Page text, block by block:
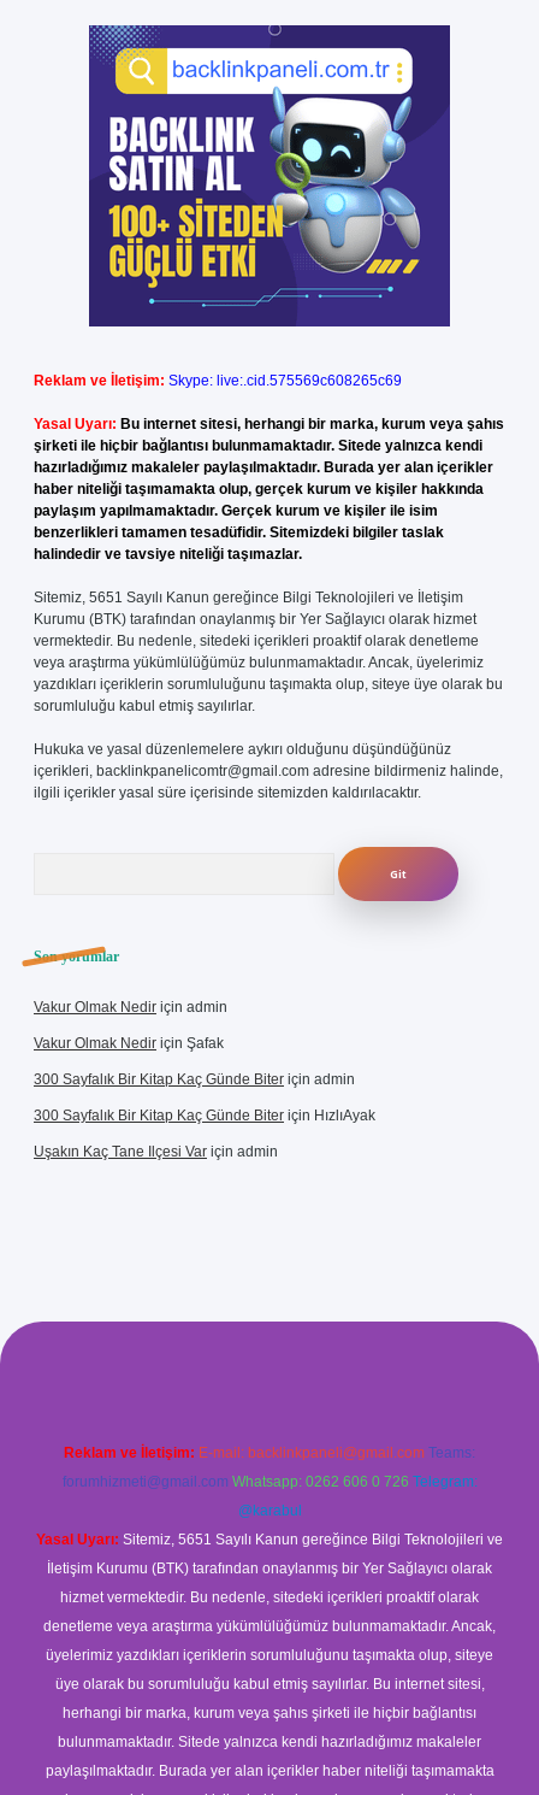
Reklam ve İletişim: Skype: live:.cid.575569c608265c69
Yasal Uyarı: Bu internet sitesi, herhangi bir marka, kurum veya şahıs
şirketi ile hiçbir bağlantısı bulunmamaktadır. Sitede yalnızca kendi
hazırladığımız makaleler paylaşılmaktadır. Burada yer alan içerikler
haber niteliği taşımamakta olup, gerçek kurum ve kişiler hakkında
paylaşım yapılmamaktadır. Gerçek kurum ve kişiler ile isim
benzerlikleri tamamen tesadüfidir. Sitemizdeki bilgiler taslak
halindedir ve tavsiye niteliği taşımazlar.
Sitemiz, 5651 Sayılı Kanun gereğince Bilgi Teknolojileri ve İletişim
Kurumu (BTK) tarafından onaylanmış bir Yer Sağlayıcı olarak hizmet
vermektedir. Bu nedenle, sitedeki içerikleri proaktif olarak denetleme
veya araştırma yükümlülüğümüz bulunmamaktadır. Ancak, üyelerimiz
yazdıkları içeriklerin sorumluluğunu taşımakta olup, siteye üye olarak bu
sorumluluğu kabul etmiş sayılırlar.
Hukuka ve yasal düzenlemelere aykırı olduğunu düşündüğünüz
içerikleri, backlinkpanelicomtr@gmail.com adresine bildirmeniz halinde,
ilgili içerikler yasal süre içerisinde sitemizden kaldırılacaktır.
Son yorumlar
Vakur Olmak Nedir için admin
Vakur Olmak Nedir için Şafak
300 Sayfalık Bir Kitap Kaç Günde Biter için admin
300 Sayfalık Bir Kitap Kaç Günde Biter için HızlıAyak
Uşakın Kaç Tane Ilçesi Var için admin
Reklam ve İletişim: E-mail: backlinkpaneli@gmail.com Teams:
forumhizmeti@gmail.com Whatsapp: 0262 606 0 726 Telegram:
@karabul
Yasal Uyarı: Sitemiz, 5651 Sayılı Kanun gereğince Bilgi Teknolojileri ve
İletişim Kurumu (BTK) tarafından onaylanmış bir Yer Sağlayıcı olarak
hizmet vermektedir. Bu nedenle, sitedeki içerikleri proaktif olarak
denetleme veya araştırma yükümlülüğümüz bulunmamaktadır. Ancak,
üyelerimiz yazdıkları içeriklerin sorumluluğunu taşımakta olup, siteye
üye olarak bu sorumluluğu kabul etmiş sayılırlar. Bu internet sitesi,
herhangi bir marka, kurum veya şahıs şirketi ile hiçbir bağlantısı
bulunmamaktadır. Sitede yalnızca kendi hazırladığımız makaleler
paylaşılmaktadır. Burada yer alan içerikler haber niteliği taşımamakta